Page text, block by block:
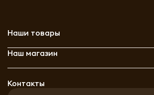
Наши товары
Наш магазин
Контакты